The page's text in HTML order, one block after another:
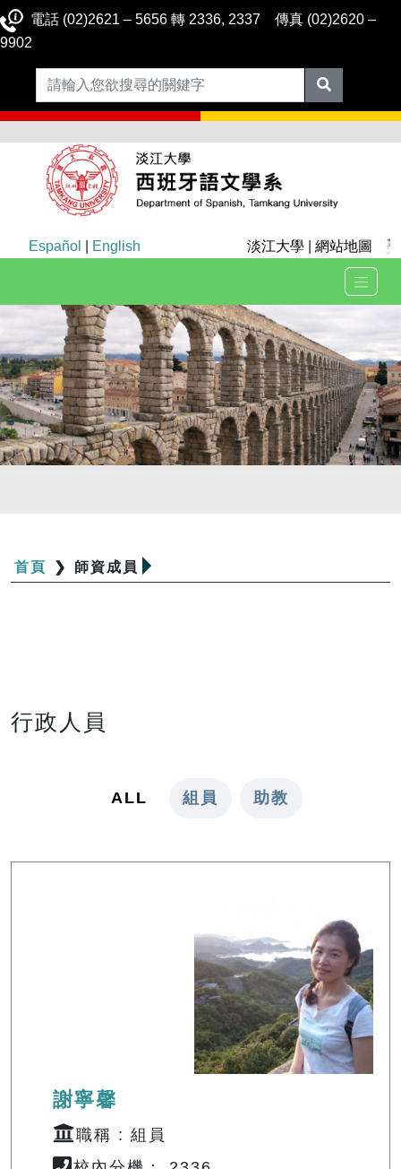
電話 (02)2621 – 5656 轉 2336, 2337 傳真 (02)2620 –
9902
Español English 淡江大學 網站地圖
首頁 ❯ 師資成員
行政人員
ALL 組員 助教
謝寧馨
職稱 : 組員